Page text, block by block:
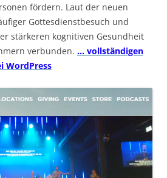
fördern. Laut der neuen
Gottesdienstbesuch und
stärkeren kognitiven Gesundheit
verbunden. … vollständigen
WordPress